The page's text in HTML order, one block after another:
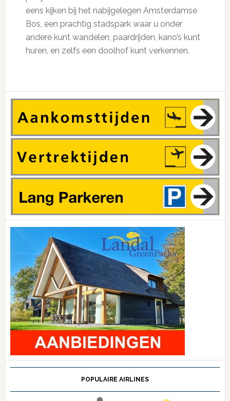
eens kijken bij het nabijgelegen Amsterdamse
Bos, een prachtig stadspark waar u onder
andere kunt wandelen, paardrijden, kano’s kunt
huren, en zelfs een doolhof kunt verkennen.
POPULAIRE AIRLINES